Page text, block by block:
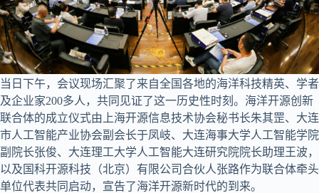
当日下午，会议现场汇聚了来自全国各地的海洋科技精英、学者
及企业家200多人，共同见证了这一历史性时刻。海洋开源创新
联合体的成立仪式由上海开源信息技术协会秘书长朱其罡、大连
市人工智能产业协会副会长于凤岐、大连海事大学人工智能学院
副院长张俊、大连理工大学人工智能大连研究院院长助理王波，
以及国科开源科技（北京）有限公司合伙人张路作为联合体牵头
单位代表共同启动，宣告了海洋开源新时代的到来。